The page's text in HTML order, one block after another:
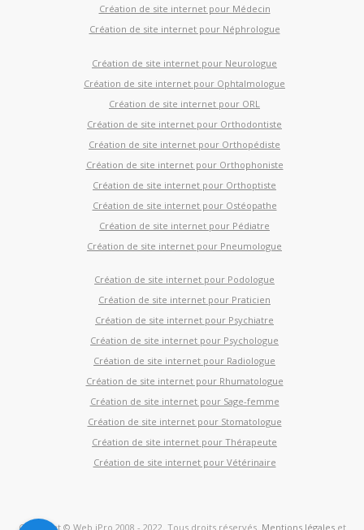
Création de site internet pour Médecin
Création de site internet pour Néphrologue
Création de site internet pour Neurologue
Création de site internet pour Ophtalmologue
Création de site internet pour ORL
Création de site internet pour Orthodontiste
Création de site internet pour Orthopédiste
Création de site internet pour Orthophoniste
Création de site internet pour Orthoptiste
Création de site internet pour Ostéopathe
Création de site internet pour Pédiatre
Création de site internet pour Pneumologue
Création de site internet pour Podologue
Création de site internet pour Praticien
Création de site internet pour Psychiatre
Création de site internet pour Psychologue
Création de site internet pour Radiologue
Création de site internet pour Rhumatologue
Création de site internet pour Sage-femme
Création de site internet pour Stomatologue
Création de site internet pour Thérapeute
Création de site internet pour Vétérinaire
Copyright © Web iPro 2008 - 2022. Tous droits réservés. Mentions légaleset